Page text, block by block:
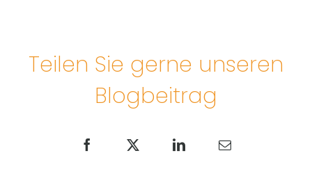
Teilen Sie gerne unseren
Blogbeitrag
FacebookX LinkedInE-